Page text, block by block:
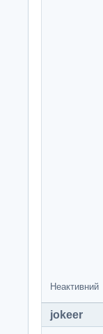
Неактивний
jokeer